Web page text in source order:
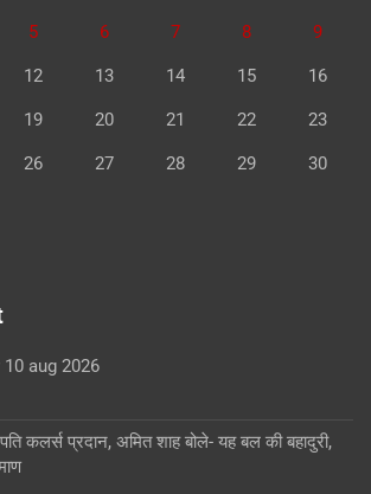
5 6 7 8 9
12 13 14 15 16
19 20 21 22 23
26 27 28 29 30
aug 2026
कलर्स प्रदान, अमित शाह बोले- यह बल की बहादुरी,